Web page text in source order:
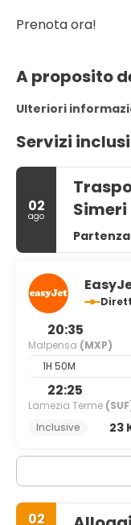
Prenota ora!
A proposito
Ulteriori
Servizi inclusi
02
ago
Simeri
Partenza
20:35
Malpensa (MXP)
1H 50M
22:25
Lamezia Terme
Inclusive
23
02